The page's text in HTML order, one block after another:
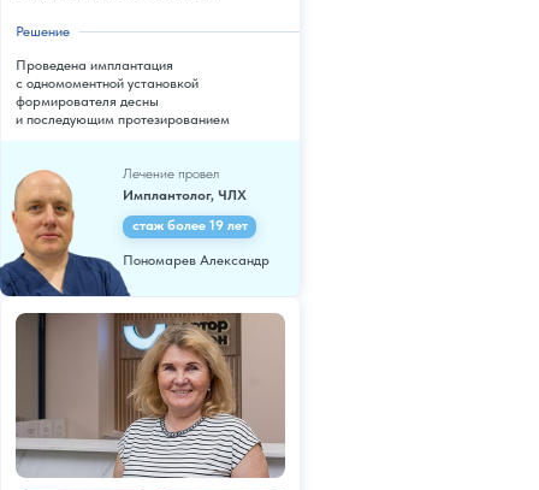
Проведена имплантация
с одномоментной установкой
формирователя десны
и последующим протезированием
Решение
Лечение провел
Пономарев Александр
Имплантолог, ЧЛХ
стаж более 19 лет